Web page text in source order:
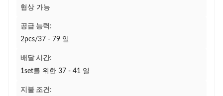
협상 가능
공급 능력:
2pcs/37 - 79 일
배달 시간:
1set를 위한 37 - 41 일
지불 조건: